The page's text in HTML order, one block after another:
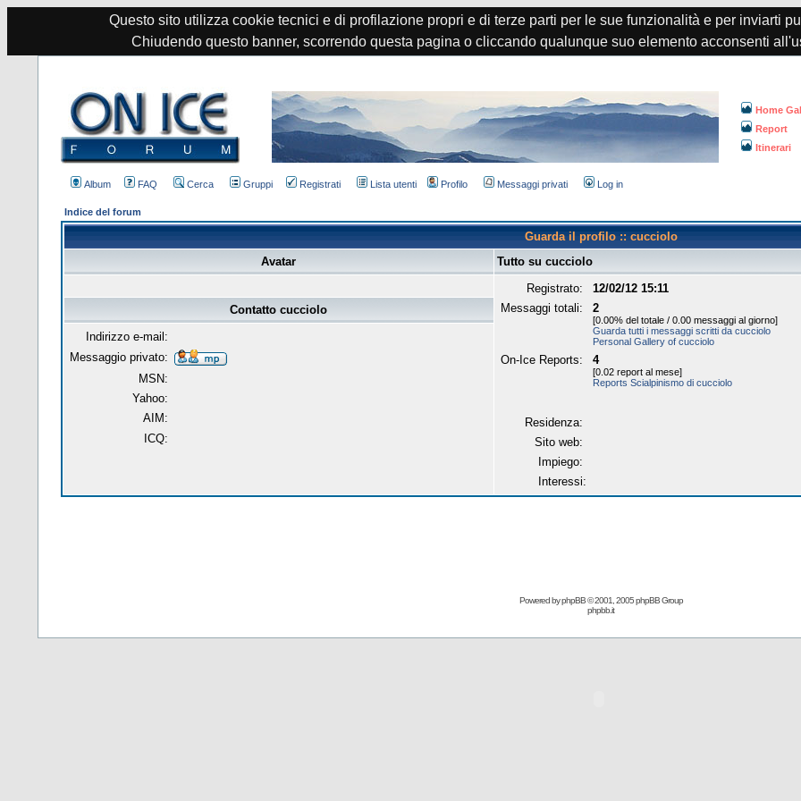
Questo sito utilizza cookie tecnici e di profilazione propri e di terze parti per le sue funzionalità e per inviarti
Chiudendo questo banner, scorrendo questa pagina o cliccando qualunque suo elemento acconsenti
Home
Report
Itinerari
Album FAQ Cerca Gruppi Registrati Lista utenti Profilo Messaggi privati Log in
Indice del forum
Guarda il profilo :: cucciolo
Avatar
Tutto su cucciolo
Registrato:
12/02/12 15:11
Messaggi totali:
2
[0.00% del totale / 0.00 messaggi al giorno]
Guarda tutti i messaggi scritti da cucciolo
Personal Gallery of cucciolo
On-Ice Reports: 4
[0.02 report al mese]
Reports Scialpinismo di cucciolo
Residenza:
Sito web:
Impiego:
Interessi:
Contatto cucciolo
Indirizzo e-mail:
Messaggio privato:
MSN:
Yahoo:
AIM:
ICQ:
Powered byphpBB© 2001, 2005 phpBB Group
phpbb.it